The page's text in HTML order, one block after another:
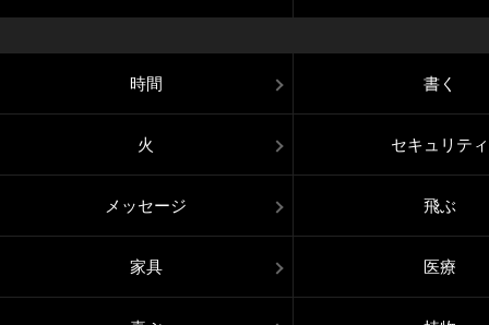
時間 書く
火 セキュリティ
メッセージ 飛ぶ
家具 医療